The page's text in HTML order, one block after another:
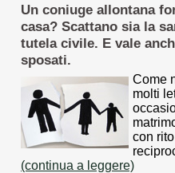
Un coniuge allontana
casa? Scattano sia la
tutela civile. E vale
sposati.
Come
molti
con
(continua a leggere)